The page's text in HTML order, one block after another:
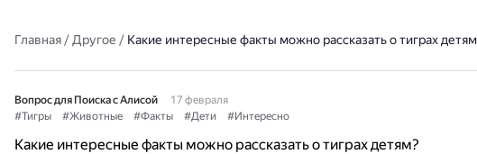
Главная/Другое / Какие интересные факты можно рассказать о тиграх
Вопрос для Поиска с Алисой
17 февраля
#Тигры
#Животные #Факты #Дети #Интересно
Какие интересные факты можно рассказать о тиграх детям?